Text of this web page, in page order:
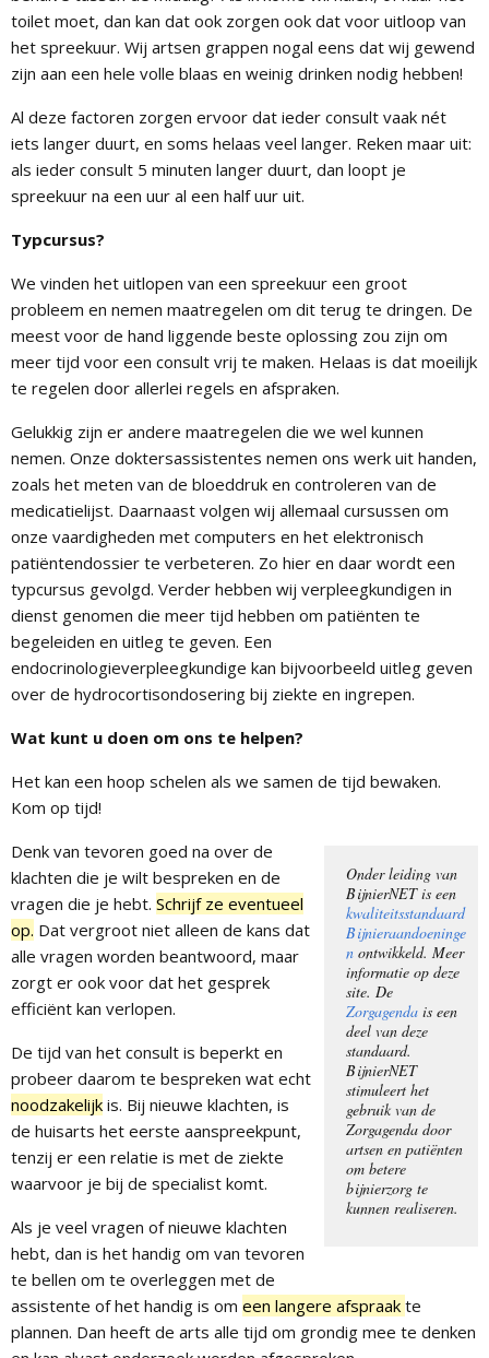
toilet moet, dan kan dat ook zorgen ook dat voor uitloop van
het spreekuur. Wij artsen grappen nogal eens dat wij gewend
zijn aan een hele volle blaas en weinig drinken nodig hebben!
Al deze factoren zorgen ervoor dat ieder consult vaak nét
iets langer duurt, en soms helaas veel langer. Reken maar uit:
als ieder consult 5 minuten langer duurt, dan loopt je
spreekuur na een uur al een half uur uit.
Typcursus?
We vinden het uitlopen van een spreekuur een groot
probleem en nemen maatregelen om dit terug te dringen. De
meest voor de hand liggende beste oplossing zou zijn om
meer tijd voor een consult vrij te maken. Helaas is dat moeilijk
te regelen door allerlei regels en afspraken.
Gelukkig zijn er andere maatregelen die we wel kunnen
nemen. Onze doktersassistentes nemen ons werk uit handen,
zoals het meten van de bloeddruk en controleren van de
medicatielijst. Daarnaast volgen wij allemaal cursussen om
onze vaardigheden met computers en het elektronisch
patiëntendossier te verbeteren. Zo hier en daar wordt een
typcursus gevolgd. Verder hebben wij verpleegkundigen in
dienst genomen die meer tijd hebben om patiënten te
begeleiden en uitleg te geven. Een
endocrinologieverpleegkundige kan bijvoorbeeld uitleg geven
over de hydrocortisondosering bij ziekte en ingrepen.
Wat kunt u doen om ons te helpen?
Het kan een hoop schelen als we samen de tijd bewaken.
Kom op tijd!
Onder leiding van
BijnierNET is een
kwaliteitsstandaard
Bijnieraandoeninge
nontwikkeld. Meer
informatie op deze
site. De
Zorgagendais een
deel van deze
standaard.
BijnierNET
stimuleert het
gebruik van de
Zorgagenda door
artsen en patiënten
om betere
bijnierzorg te
kunnen realiseren.
Denk van tevoren goed na over de
klachten die je wilt bespreken en de
vragen die je hebt. Schrijf ze eventueel
op. Dat vergroot niet alleen de kans dat
alle vragen worden beantwoord, maar
zorgt er ook voor dat het gesprek
efficiënt kan verlopen.
De tijd van het consult is beperkt en
probeer daarom te bespreken wat echt
noodzakelijk is. Bij nieuwe klachten, is
de huisarts het eerste aanspreekpunt,
tenzij er een relatie is met de ziekte
waarvoor je bij de specialist komt.
Als je veel vragen of nieuwe klachten
hebt, dan is het handig om van tevoren
te bellen om te overleggen met de
assistente of het handig is om een langere afspraak te
plannen. Dan heeft de arts alle tijd om grondig mee te denken